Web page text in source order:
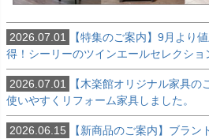
2026.07.01
【特集のご案内】9月より
得！シーリーのツインエールセレクショ
2026.07.01
【木楽館オリジナル家具
使いやすくリフォーム家具しました。
2026.06.15
【新商品のご案内】ブラ